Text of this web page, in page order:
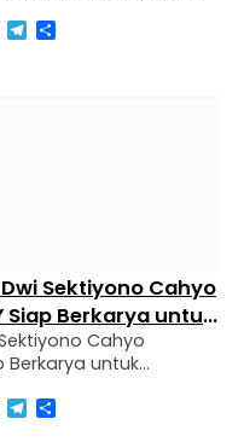
oleh Buddha
…
X Telegram
Sektiyono Cahyo
Siap Berkarya untuk
BuddhaCahyo
Berkarya untuk
Agama Buddha
X Telegram